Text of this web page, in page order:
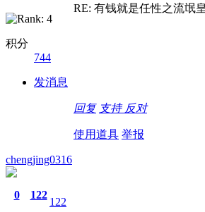
积分
744
发消息
RE: 有钱就是任性之流氓
回复 支持 反对
使用道具 举报
chengjing0316
0 122
122